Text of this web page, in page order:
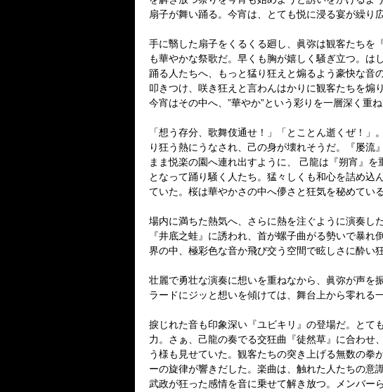
扇子が舞い踊る。今宵は、とても悦に浸る宴が繰り
手に翳した扇子をくるくる廻し、眞弥は観客たちを
も華やかな祭歌だ。早くも胸が嬉しく騒ぎ立つ。
踊る人たちへ、もっと猛り狂えと煽るよう豪快な音
叩きつけ、咲き狂えと言わんはかりに観客たちを煽
今宵はその中へ、”華やか”という彩りを一層深く重ね
「想う存分、歌舞伎通せ！」「とことん逝くぜ！
り狂う熱にうなされ、己の身が壊れそうだ。『屡
まま悦楽の園へ連れ出すように、 己龍は『朔宵』
となって踊り騒く人たち。猛々しくも和心を詰め
ていた。桜は華やかさの中へ儚さと狂気を秘めてい
場内に満ちた熱気へ、さらに熱を注ぐように演奏し
『井底之蛙』に誘われ、首が螺子曲がる勢いで暴
界の中、極彩色な音か飛び交う空間で眩しさに酔い
壮麗で勇壮な演奏に想いを重ねなから、眞弥が声を
ラードにジッと想いを傾けては、舞台上から零れる
捩じれた音も印象深い『ユビキリ』の登場だ。とて
力。さぁ、己龍の奏でる交狂曲『徒然草』に合わせ
う様も見せていた。観客たちの突き上げる無数の拳
ーの旋律が響きだした。楽曲は、触れた人たちの意
武政が狂った感情を音に乗せて解き放つ。メンバー